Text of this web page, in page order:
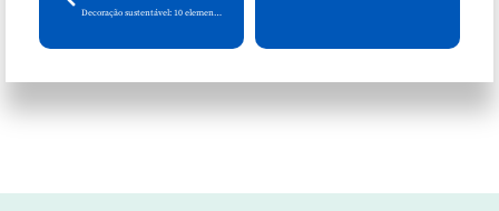
Decoração sustentável: 10 elementos para você escolher